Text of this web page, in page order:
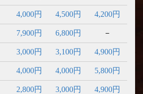
4,000円 4,500円 4,200円
7,900円 6,800円 －
3,000円 3,100円 4,900円
4,000円 4,000円 5,800円
2,800円 3,000円 4,900円